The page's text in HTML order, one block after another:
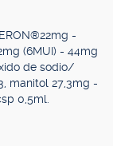
-
(6MUI) - 44mg
de sodio/
manitol 27,3mg -
0,5ml.